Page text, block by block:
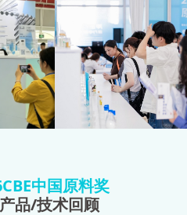
中国原料奖
品/技术回顾